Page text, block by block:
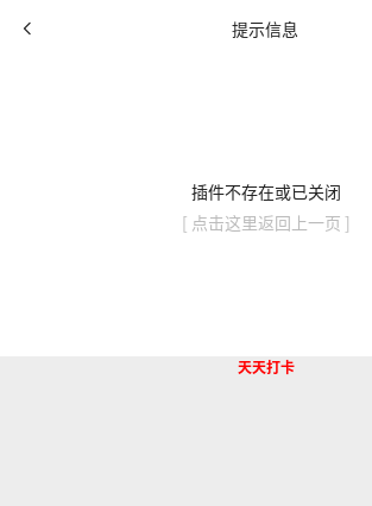
提示信息
插件不存在或已关闭
[ 点击这里返回上一页 ]
天天打卡